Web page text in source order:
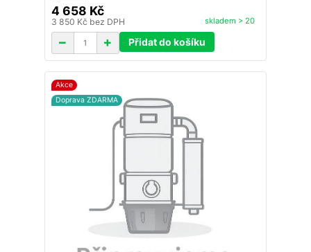
4 658 Kč
3 850 Kč bez DPH skladem > 20
Přidat do košíku
Akce
Doprava ZDARMA